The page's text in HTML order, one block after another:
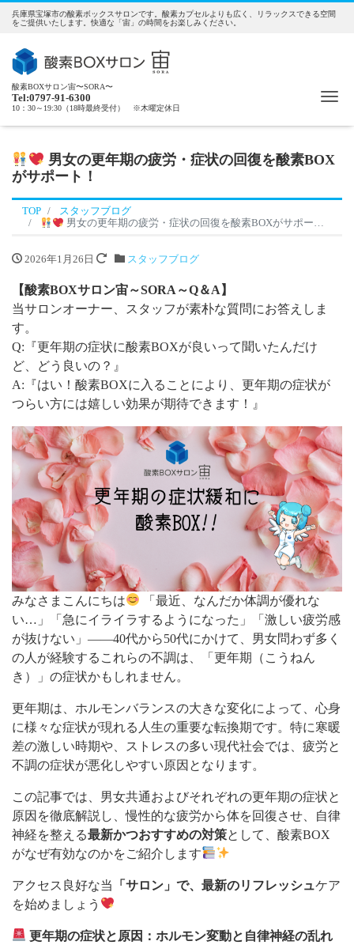
兵庫県宝塚市の酸素ボックスサロンです。酸素カプセルよりも広く、リラックスできる空間
をご提供いたします。快適な「宙」の時間をお楽しみください。
酸素BOXサロン宙〜SORA〜
Tel:0797-91-6300
10：30～19:30（18時最終受付） ※木曜定休日
男女の更年期の疲労・症状の回復を酸素BOX
がサポート！
TOP
スタッフブログ
男女の更年期の疲労・症状の回復を酸素BOXがサポート！
2026年1月26日 スタッフブログ
【酸素BOXサロン宙～SORA～Q＆A】
当サロンオーナー、スタッフが素朴な質問にお答えしま
す。
Q:『更年期の症状に酸素BOXが良いって聞いたんだけ
ど、どう良いの？』
A:『はい！酸素BOXに入ることにより、更年期の症状が
つらい方には嬉しい効果が期待できます！』
みなさまこんにちは
「最近、なんだか体調が優れな
い…」「急にイライラするようになった」「激しい疲労感
が抜けない」――40代から50代にかけて、男女問わず多く
の人が経験するこれらの不調は、「更年期（こうねん
き）」の症状かもしれません。
更年期は、ホルモンバランスの大きな変化によって、心身
に様々な症状が現れる人生の重要な転換期です。特に寒暖
差の激しい時期や、ストレスの多い現代社会では、疲労と
不調の症状が悪化しやすい原因となります。
この記事では、男女共通およびそれぞれの更年期の症状と
原因を徹底解説し、慢性的な疲労から体を回復させ、自律
神経を整える最新かつおすすめの対策として、酸素BOX
がなぜ有効なのかをご紹介します
アクセス良好な当 「サロン」で、最新のリフレッシュケア
を始めましょう
更年期の症状と原因：ホルモン変動と自律神経の乱れ